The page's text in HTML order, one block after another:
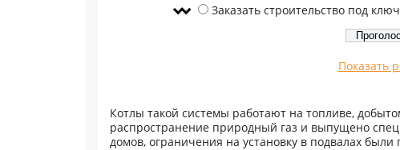
Заказать строительство под ключ
Показать
Котлы такой системы работают на топливе,
распространение природный газ и выпущено
домов, ограничения на установку в подвалах были